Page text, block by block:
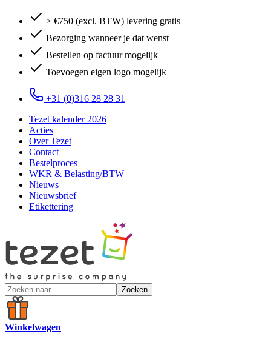
> €750 (excl. BTW) levering gratis
Bezorging wanneer je dat wenst
Bestellen op factuur mogelijk
Toevoegen eigen logo mogelijk
+31 (0)316 28 28 31
Tezet kalender 2026
Acties
Over Tezet
Contact
Bestelproces
WKR & Belasting/BTW
Nieuws
Nieuwsbrief
Etikettering
Zoeken
Winkelwagen